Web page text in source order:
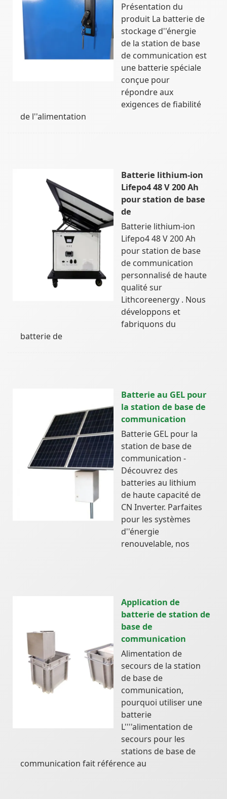
Présentation du
produit La batterie de
stockage d''énergie
de la station de base
de communication est
une batterie spéciale
conçue pour
répondre aux
exigences de fiabilité
de l''alimentation
Batterie lithium-ion
Lifepo4 48 V 200 Ah
pour station de base
de
Batterie lithium-ion
Lifepo4 48 V 200 Ah
pour station de base
de communication
personnalisé de haute
qualité sur
Lithcoreenergy . Nous
développons et
fabriquons du
batterie de
Batterie au GEL pour
la station de base de
communication
Batterie GEL pour la
station de base de
communication -
Découvrez des
batteries au lithium
de haute capacité de
CN Inverter. Parfaites
pour les systèmes
d''énergie
renouvelable, nos
Application de
batterie de station de
base de
communication
Alimentation de
secours de la station
de base de
communication,
pourquoi utiliser une
batterie
L''''alimentation de
secours pour les
stations de base de
communication fait référence au